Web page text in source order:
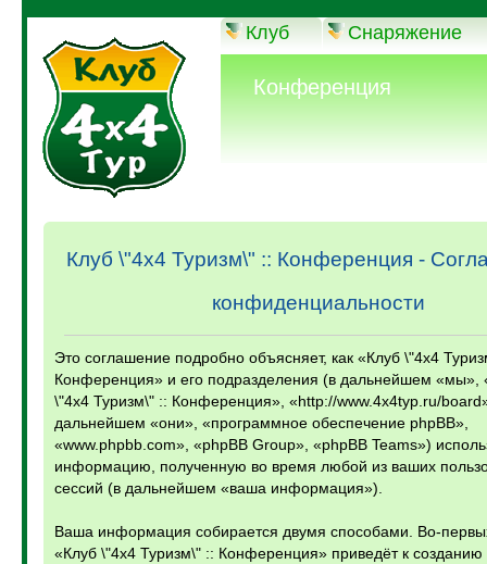
Клуб Снаряжение
Конференция
Клуб \"4х4 Туризм\" :: Конференция -
конфиденциальности
Это соглашение подробно объясняет, как «Клуб \"4х4
Конференция» и его подразделения (в дальнейшем «мы»,
\"4х4 Туризм\" :: Конференция», «http://www.4x4typ.ru/
дальнейшем «они», «программное обеспечение phpBB»,
«www.phpbb.com», «phpBB Group», «phpBB Teams»)
информацию, полученную во время любой из ваших
сессий (в дальнейшем «ваша информация»).
Ваша информация собирается двумя способами. Во-
«Клуб \"4х4 Туризм\" :: Конференция» приведёт к созданию